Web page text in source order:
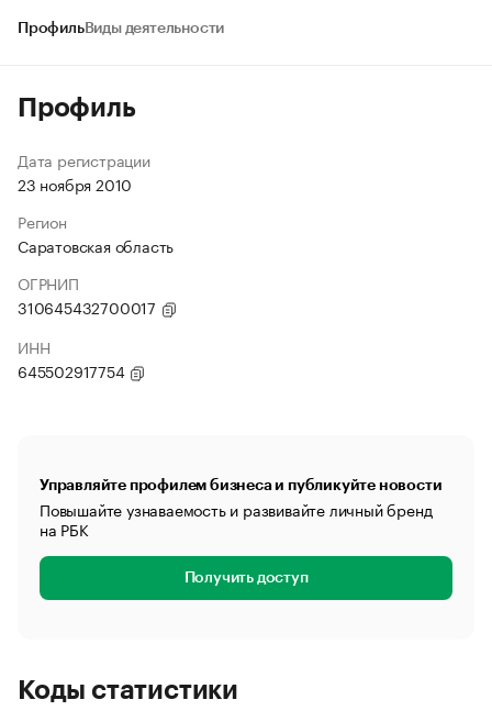
ПрофильВиды деятельности
Профиль
Дата регистрации
23 ноября 2010
Регион
Саратовская область
ОГРНИП
310645432700017
ИНН
645502917754
Управляйте профилем бизнеса и публикуйте новости
Повышайте узнаваемость и развивайте личный бренд
на РБК
Получить доступ
Коды статистики